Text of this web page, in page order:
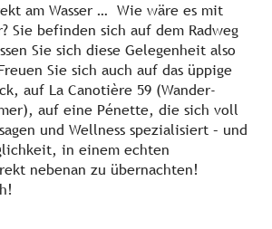
am Wasser … Wie wäre es mit
Sie befinden sich auf dem Radweg
Sie sich diese Gelegenheit also
Sie sich auch auf das üppige
auf La Canotière 59 (Wander-
auf eine Pénette, die sich voll
und Wellness spezialisiert – und
in einem echten
nebenan zu übernachten!